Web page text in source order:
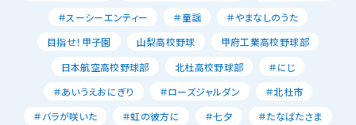
＃スーシーエンティー
＃童謡
＃やまなしのうた
目指せ！甲子園
山梨高校野球
甲府工業高校野球部
日本航空高校野球部
北杜高校野球部
＃にじ
＃あいうえおにぎり
＃ローズジャルダン
＃北杜市
＃バラが咲いた
＃虹の彼方に ＃七夕
＃たなばたさま